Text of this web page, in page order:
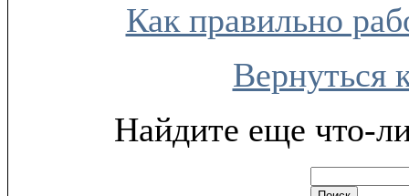
Как правильно
Вернуться
Найдите еще что-